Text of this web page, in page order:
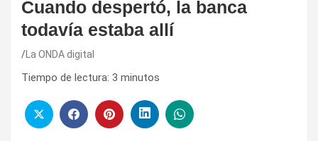
Cuando despertó, la banca
todavía estaba allí
La ONDA digital
Tiempo de lectura: 3 minutos